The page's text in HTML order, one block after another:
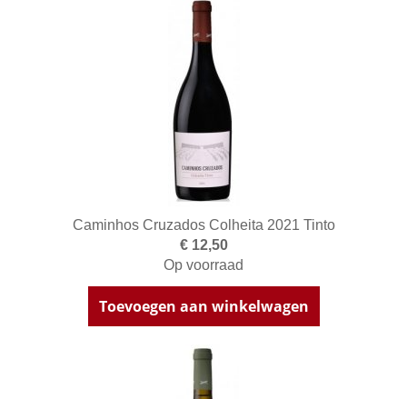
Caminhos Cruzados Colheita 2021 Tinto
€ 12,50
Op voorraad
Toevoegen aan winkelwagen